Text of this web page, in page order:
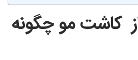
کاشت مو چگونه